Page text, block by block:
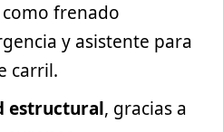
como frenado
y asistente para
carril.
estructural, gracias a